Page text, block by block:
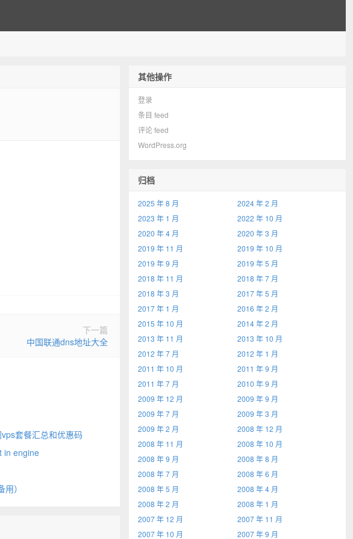
下一篇
中国联通dns地址大全
套餐汇总和优惠码
in engine
）
其他操作
登录
条目 feed
评论 feed
WordPress.org
归档
2025 年 8 月
2024 年 2 月
2023 年 1 月
2022 年 10 月
2020 年 4 月
2020 年 3 月
2019 年 11 月
2019 年 10 月
2019 年 9 月
2019 年 5 月
2018 年 11 月
2018 年 7 月
2018 年 3 月
2017 年 5 月
2017 年 1 月
2016 年 2 月
2015 年 10 月
2014 年 2 月
2013 年 11 月
2013 年 10 月
2012 年 7 月
2012 年 1 月
2011 年 10 月
2011 年 9 月
2011 年 7 月
2010 年 9 月
2009 年 12 月
2009 年 9 月
2009 年 7 月
2009 年 3 月
2009 年 2 月
2008 年 12 月
2008 年 11 月
2008 年 10 月
2008 年 9 月
2008 年 8 月
2008 年 7 月
2008 年 6 月
2008 年 5 月
2008 年 4 月
2008 年 2 月
2008 年 1 月
2007 年 12 月
2007 年 11 月
2007 年 10 月
2007 年 9 月